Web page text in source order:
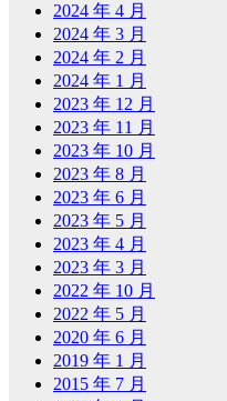
2024 年 4 月
2024 年 3 月
2024 年 2 月
2024 年 1 月
2023 年 12 月
2023 年 11 月
2023 年 10 月
2023 年 8 月
2023 年 6 月
2023 年 5 月
2023 年 4 月
2023 年 3 月
2022 年 10 月
2022 年 5 月
2020 年 6 月
2019 年 1 月
2015 年 7 月